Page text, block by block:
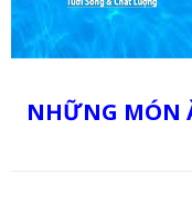
NHỮNG MÓN